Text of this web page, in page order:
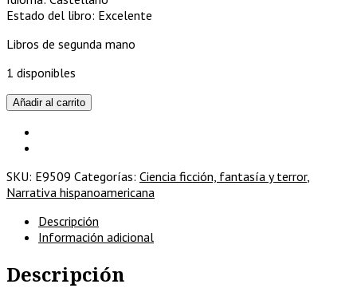
Estado del libro: Excelente
Libros de segunda mano
1 disponibles
El
sueño
Mariana
Añadir al carrito
SKU: E9509 Categorías: Ciencia ficción, fantasía y terror,
Narrativa hispanoamericana
Descripción
Información adicional
Descripción